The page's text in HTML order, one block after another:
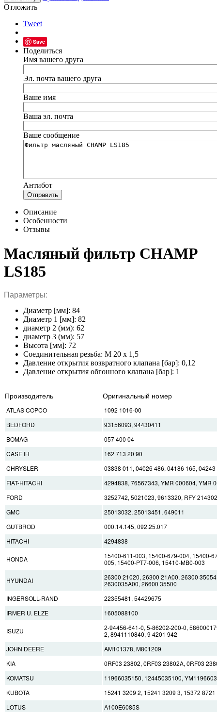
Отложить
Tweet
Save
Поделиться
Имя вашего друга
Эл. почта вашего друга
Ваше имя
Ваша эл. почта
Ваше сообщение
Антибот
Отправить
Описание
Особенности
Отзывы
Масляный фильтр CHAMP
LS185
Параметры:
Диаметр [мм]: 84
Диаметр 1 [мм]: 82
диаметр 2 (мм): 62
диаметр 3 (мм): 57
Высота [мм]: 72
Соединительная резьба: M 20 x 1,5
Давление открытия возвратного клапана [бар]: 0,12
Давление открытия обгонного клапана [бар]: 1
Производитель Оригинальный номер
ATLAS COPCO
1092 1016-00
BEDFORD
93156093, 94430411
BOMAG
057 400 04
CASE IH
162 713 20 90
CHRYSLER
03838 011, 04026 486, 04186 165,
FIAT-HITACHI
4294838, 76567343, YMR 000604, YMR
FORD
3252742, 5021023, 9613320, RFY 214302
GMC
25013032, 25013451, 649011
GUTBROD
000.14.145, 092.25.017
HITACHI
4294838
HONDA
15400-611-003, 15400-679-004, 15400-
005, 15400-PT7-006, 15410-MB0-003
HYUNDAI
26300 21020, 26300 21A00, 26300
2630035A00, 26600 35500
INGERSOLL-RAND
22355481, 54429675
IRMER U. ELZE
1605088100
ISUZU
2-94456-641-0, 5-86202-200-0,
2, 8941110840, 9 4201 942
JOHN DEERE
AM101378, M801209
KIA
0RF03 23802, 0RF03 23802A, 0RF03
KOMATSU
11966035150, 12445035100,
KUBOTA
15241 3209 2, 15241 3209 3, 15372
LOTUS
A100E6085S